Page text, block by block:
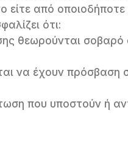
είτε από
ότι:
θεωρούνται σοβαρό
να έχουν πρόσβαση
που υποστούν ή